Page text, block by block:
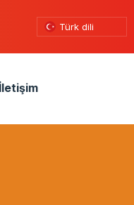
Türk dili
İletişim